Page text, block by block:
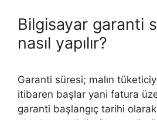
Bilgisayar garanti
nasıl yapılır?
Garanti süresi; malın
itibaren başlar yani fatura
garanti başlangıç tarihi